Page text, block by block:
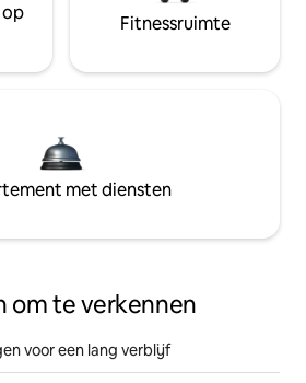
Fitnessruimte
met diensten
om te verkennen
voor een lang verblijf